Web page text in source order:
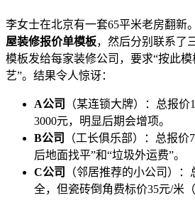
李女士在北京有一套65平米老房翻新
屋装修报价单模板，然后分别联系了
模板发给每家装修公司，要求“按此
艺”。结果令人惊讶：
A公司
（某连锁大牌）：总报
3000元，明显后期会增项。
B公司
（工长俱乐部）：总报
后地面找平”和“垃圾外运费”。
C公司
（邻居推荐的小公司）
全，但瓷砖倒角费标价35元/米